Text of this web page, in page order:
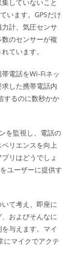
していないこと
います。GPSだけ
計、気圧センサ
のセンサーが複
ています。
電話をWi-Fiネッ
した携帯電話内
するのに数秒かか
を監視し、電話の
リエンスを向上
リはどうでしょ
ユーザーに提供す
て考え、即座に
およびそんなに
与えます。マイ
にマイクでアクテ